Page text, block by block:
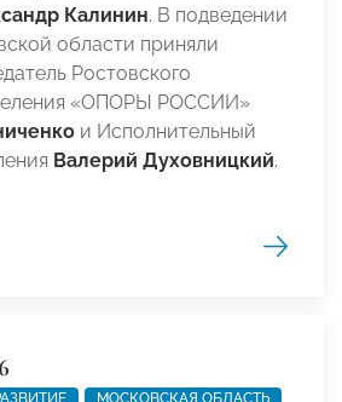
Калинин. В подведении
области приняли
Ростовского
«ОПОРЫ РОССИИ»
и Исполнительный
Валерий Духовницкий.